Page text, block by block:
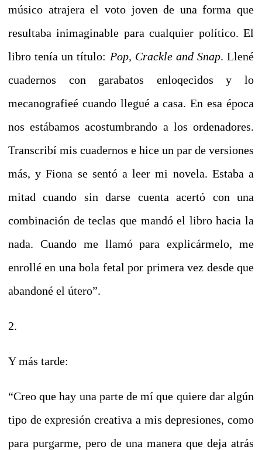
músico atrajera el voto joven de una forma que
resultaba inimaginable para cualquier político. El
libro tenía un título: Pop, Crackle and Snap. Llené
cuadernos con garabatos enloqecidos y lo
mecanografieé cuando llegué a casa.En esa época
nos estábamos acostumbrando a los ordenadores.
Transcribí mis cuadernos e hice un par de versiones
más, y Fiona se sentó a leer mi novela. Estaba a
mitad cuando sin darse cuenta acertó con una
combinación de teclas que mandó el libro hacia la
nada. Cuando me llamó para explicármelo, me
enrollé en una bola fetal por primera vez desde que
abandoné el útero”.
2.
Y más tarde:
“Creo que hay una parte de mí que quiere dar algún
tipo de expresión creativa a mis depresiones, como
para purgarme, pero de una manera que deja atrás